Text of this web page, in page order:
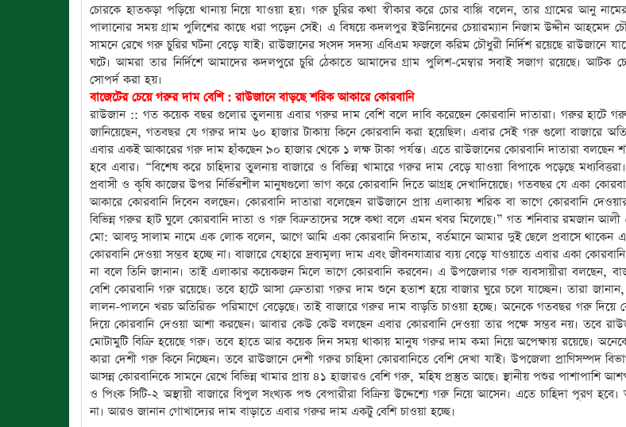
চোরকে হাতকড়া পড়িয়ে থানায় নিয়ে যাওয়া হয়। গরু চুরির কথা স্বীকার করে চোর বাপ্পি বলেন, তার গ্রামের আনু
পালানোর সময় গ্রাম পুলিশের কাছে ধরা পড়েন সেই। এ বিষয়ে কদলপুর ইউনিয়নের চেয়ারম্যান নিজাম উদ্দীন আহমেদ
সামনে রেখে গরু চুরির ঘটনা বেড়ে যাই। রাউজানের সংসদ সদস্য এবিএম ফজলে করিম চৌধুরী নির্দিশ রয়েছে রাউজানে
ঘটে। আমরা তার নির্দিশে আমাদের কদলপুরে চুরি ঠেকাতে আমাদের গ্রাম পুলিশ-মেম্বার সবাই সজাগ রয়েছে। আটক
সোপর্দ করা হয়।
বাজেটের চেয়ে গরুর দাম বেশি : রাউজানে বাড়ছে শরিক আকারে কোরবানি
রাউজান :: গত কয়েক বছর গুলোর তুলনায় এবার গরুর দাম বেশি বলে দাবি করেছেন কোরবানি দাতারা। গরুর হাটে
জানিয়েছেন, গতবছর যে গরুর দাম ৬০ হাজার টাকায় কিনে কোরবানি করা হয়েছিল। এবার সেই গরু গুলো বাজারে
এবার একই আকারের গরু দাম হাঁকছেন ৯০ হাজার থেকে ১ লক্ষ টাকা পর্যন্ত। এতে রাউজানের কোরবানি দাতারা বলছেন
হবে এবার। “বিশেষ করে চাহিদার তুলনায় বাজারে ও বিভিন্ন খামারে গরুর দাম বেড়ে যাওয়া বিপাকে পড়েছে
প্রবাসী ও কৃষি কাজের উপর নির্ভিরশীল মানুষগুলো ভাগ করে কোরবানি দিতে আগ্রহ দেখাদিয়েছে। গতবছর যে একা
আকারে কোরবানি দিবেন বলছেন। কোরবানি দাতারা বলেছেন রাউজানে প্রায় এলাকায় শরিক বা ভাগে কোরবানি
বিভিন্ন গরুর হাট ঘুলে কোরবানি দাতা ও গরু বিক্রতাদের সঙ্গে কথা বলে এমন খবর মিলেছে।” গত শনিবার রমজান
মো: আবদু সালাম নামে এক লোক বলেন, আগে আমি একা কোরবানি দিতাম, বর্তমানে আমার দুই ছেলে প্রবাসে থাকেন
কোরবানি দেওয়া সম্ভব হচ্ছে না। বাজারে যেহারে দ্রব্যমূল্য দাম এবং জীবনযাত্রার ব্যয় বেড়ে যাওয়াতে এবার একা
না বলে তিনি জানান। তাই এলাকার কয়েকজন মিলে ভাগে কোরবানি করবেন। এ উপজেলার গরু ব্যবসায়ীরা বলছেন,
বেশি কোরবানি গরু রয়েছে। তবে হাটে আসা ক্রেতারা গরুর দাম শুনে হতাশ হয়ে বাজার ঘুরে চলে যাচ্ছেন। তারা
লালন-পালনে খরচ অতিরিক্ত পরিমাণে বেড়েছে। তাই বাজারে গরুর দাম বাড়তি চাওয়া হচ্ছে। অনেকে গতবছর গরু দিয়ে
দিয়ে কোরবানি দেওয়া আশা করছেন। আবার কেউ কেউ বলছেন এবার কোরবানি দেওয়া তার পক্ষে সম্ভব নয়। তবে
মোটামুটি বিক্রি হয়েছে গরু। তবে হাতে আর কয়েক দিন সময় থাকায় মানুষ গরুর দাম কমা নিয়ে অপেক্ষায় রয়েছে।
কারা দেশী গরু কিনে নিচ্ছেন। তবে রাউজানে দেশী গরুর চাহিদা কোরবানিতে বেশি দেখা যাই। উপজেলা প্রাণিসম্পদ
আসন্ন কোরবানিকে সামনে রেখে বিভিন্ন খামার প্রায় ৪১ হাজারও বেশি গরু, মহিষ প্রস্তুত আছে। স্থানীয় পশুর পাশাপাশি
ও পিংক সিটি-২ অস্থায়ী বাজারে বিপুল সংখ্যক পশু বেপারীরা বিক্রিয় উদ্দেশ্যে গরু নিয়ে আসেন। এতে চাহিদা পূরণ
না। আরও জানান গোখাদ্যের দাম বাড়াতে এবার গরুর দাম একটু বেশি চাওয়া হচ্ছে।